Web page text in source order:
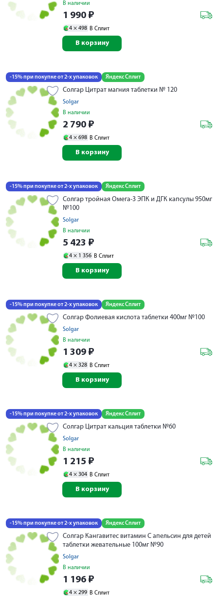
В наличии
1 990 ₽
4 × 498 В Сплит
В корзину
-15% при покупке от 2-х упаковок Яндекс Сплит
Солгар Цитрат магния таблетки № 120
Solgar
В наличии
2 790 ₽
4 × 698 В Сплит
В корзину
-15% при покупке от 2-х упаковок Яндекс Сплит
Солгар тройная Омега-3 ЭПК и ДГК капсулы 950мг
№100
Solgar
В наличии
5 423 ₽
4 × 1 356 В Сплит
В корзину
-15% при покупке от 2-х упаковок Яндекс Сплит
Солгар Фолиевая кислота таблетки 400мг №100
Solgar
В наличии
1 309 ₽
4 × 328 В Сплит
В корзину
-15% при покупке от 2-х упаковок Яндекс Сплит
Солгар Цитрат кальция таблетки №60
Solgar
В наличии
1 215 ₽
4 × 304 В Сплит
В корзину
-15% при покупке от 2-х упаковок Яндекс Сплит
Солгар Кангавитес витамин С апельсин для детей
таблетки жевательные 100мг №90
Solgar
В наличии
1 196 ₽
4 × 299 В Сплит